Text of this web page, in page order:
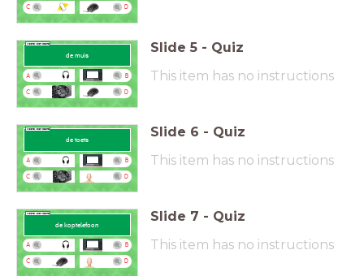
C D
de muis
Woord voor woord
A B
C D
Slide 5 - Quiz
This item has no instructions
de toets
Woord voor woord
A B
C D
Slide 6 - Quiz
This item has no instructions
de koptelefoon
Woord voor woord
A B
C D
Slide 7 - Quiz
This item has no instructions